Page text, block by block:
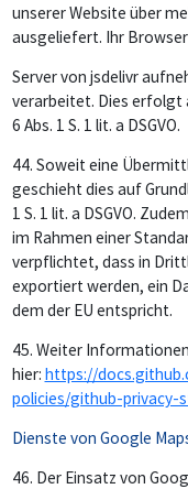
unserer Website über
ausgeliefert. Ihr
Server von jsdelivr
verarbeitet. Dies erfolgt
6 Abs. 1 S. 1 lit. a DSGVO.
44. Soweit eine
geschieht dies auf
1 S. 1 lit. a DSGVO.
im Rahmen einer
verpflichtet, dass in
exportiert werden, ein
dem der EU entspricht.
45. Weiter
hier: https://
policies/github-privacy-
Dienste von Google
46. Der Einsatz von